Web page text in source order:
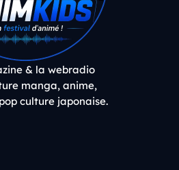
& la webradio
manga, anime,
culture japonaise.